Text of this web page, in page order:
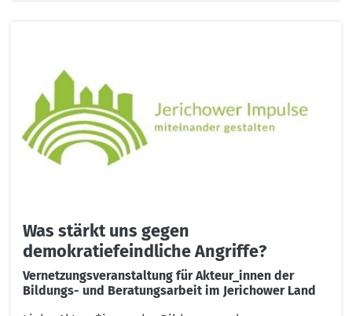
Was stärkt uns gegen
demokratiefeindliche Angriffe?
Vernetzungsveranstaltung für Akteur_innen der
Bildungs- und Beratungsarbeit im Jerichower Land